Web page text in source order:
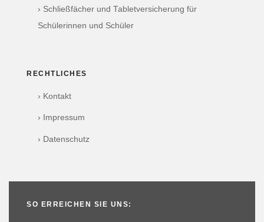
› Schließfächer und Tabletversicherung für
Schülerinnen und Schüler
RECHTLICHES
› Kontakt
› Impressum
› Datenschutz
SO ERREICHEN SIE UNS: